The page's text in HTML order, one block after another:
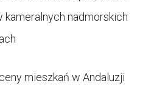
kameralnych nadmorskich
mieszkań w Andaluzji